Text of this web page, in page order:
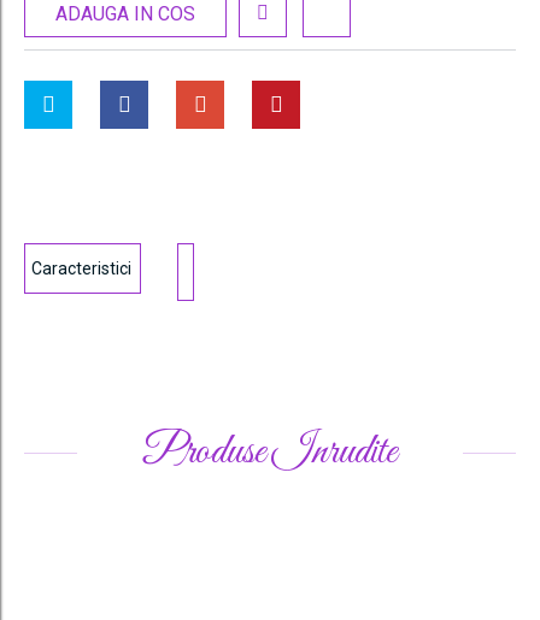
ADAUGA IN COS
Caracteristici
Produse Inrudite